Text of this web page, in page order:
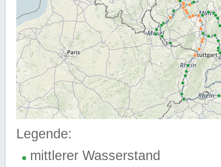
Legende:
mittlerer Wasserstand